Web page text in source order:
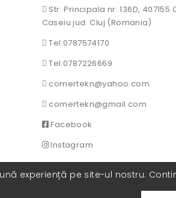
Str. Principala nr. 136D, 407155
Caseiu jud. Cluj (Romania)
Tel:0787574170
Tel:0787226669
comertekn@yahoo.com
comertekn@gmail.com
Facebook
Instagram
experiență pe site-ul nostru.